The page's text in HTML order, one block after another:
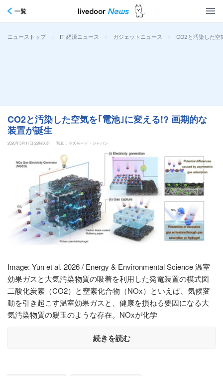
一覧
ニューストップ > IT 経済ニュース > ガジェットニュース > CO2と汚染した空
CO2と汚染した空気を｢電池｣に変える!? 画期的な
装置が誕生
2026年5月17日 22時30分 写真：ギズモード・ジャパン
Image: Yun et al. 2026 / Energy & Environmental Science 温室
効果ガスと大気汚染物質の吸着を利用した発電装置の模式図
二酸化炭素（CO2）と窒素化合物（NOx）といえば、気候変
動を引き起こす温室効果ガスと、健康を損ねる要因になる大
気汚染物質の親玉のような存在。NOxが化学
続きを読む